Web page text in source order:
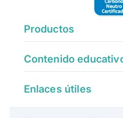
Productos
Contenido
Enlaces útiles